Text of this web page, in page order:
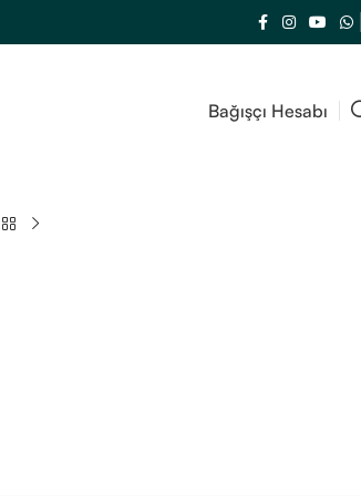
Bağışçı Hesabı